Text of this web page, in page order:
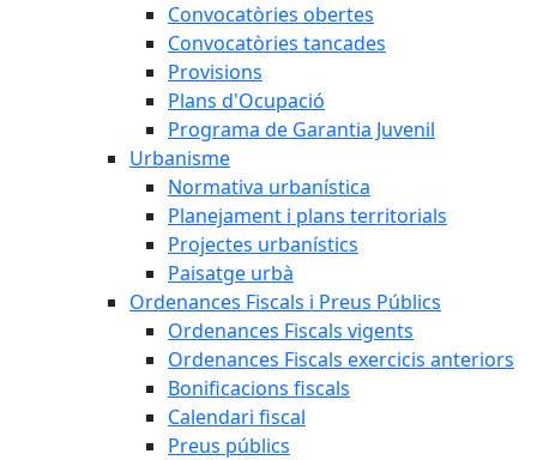
Convocatòries obertes
Convocatòries tancades
Provisions
Plans d'Ocupació
Programa de Garantia Juvenil
Urbanisme
Normativa urbanística
Planejament i plans territorials
Projectes urbanístics
Paisatge urbà
Ordenances Fiscals i Preus Públics
Ordenances Fiscals vigents
Ordenances Fiscals exercicis anteriors
Bonificacions fiscals
Calendari fiscal
Preus públics